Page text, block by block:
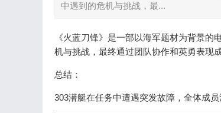
中遇到的危机与挑战，最...
《火蓝刀锋》是一部以海军题材为背景
机与挑战，最终通过团队协作和英勇表现
总结：
303潜艇在任务中遭遇突发故障，全体成